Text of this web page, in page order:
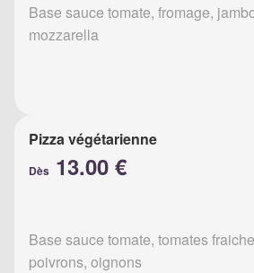
Base sauce tomate, fromage,
mozzarella
Pizza végétarienne
Dès 13.00 €
Base sauce tomate, tomates
poivrons, oignons